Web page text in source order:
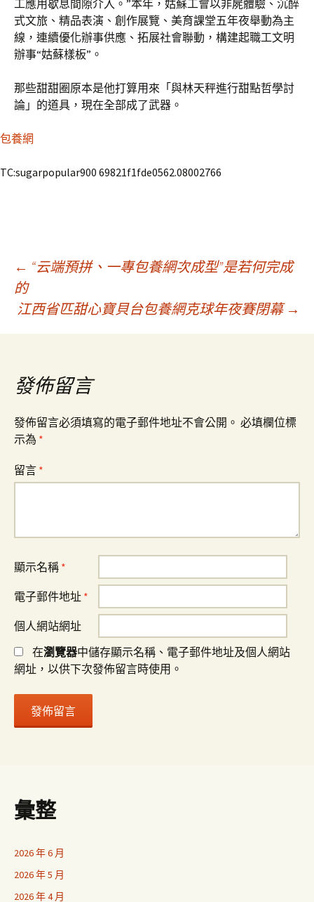
工應用歇息間隙介入。”本年，姑蘇工會以非屍體驗、沉醉
式文旅、精品表演、創作展覽、美育課堂五年夜舉動為主
線，連續優化辦事供應、拓展社會聯動，構建起職工文明
辦事“姑蘇樣板”。
那些甜甜圈原本是他打算用來「與林天秤進行甜點哲學討
論」的道具，現在全部成了武器。
包養網
TC:sugarpopular900 69821f1fde0562.08002766
文
章
導
覽
← “云端預拼、一專包養網次成型”是若何完成
的
江西省匹甜心寶貝台包養網克球年夜賽閉幕 →
發佈留言
發佈留言必須填寫的電子郵件地址不會公開。 必填欄位標
示為 *
留言 *
顯示名稱 *
電子郵件地址 *
個人網站網址
在瀏覽器中儲存顯示名稱、電子郵件地址及個人網站
網址，以供下次發佈留言時使用。
彙整
2026 年 6 月
2026 年 5 月
2026 年 4 月